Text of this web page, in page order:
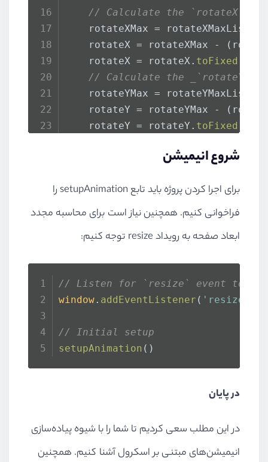
// Calculate the `rotateX`
rotateXMax =
rotateX = rotateXMax -
    rotateX = rotateX.
toFixed
// Calculate the _`rotateY`_
rotateYMax =
rotateY = rotateYMax -
    rotateY = rotateY.
toFixed
(windowWidth > 760) {
      translateX = translateX.
    }
{
      translateX =
    }
if (intersectionRatioValue <
      rotateX = -rotateX
      translateX = index %
    }
else {
      translateX = index %
2 ?
// Set the CSS `transform`,
  })
}
شروع انیمیشن
برای اجرا کردن پروژه باید تابع setupAnimation را
فراخوانی کنیم. همچنین نیاز است برای محاسبه مجدد
ابعاد صفحه به رویداد resize توجه کنیم:
// Listen for `resize` event to
window. addEventListener ( 'resize'
// Initial setup
setupAnimation ()
در پایان
در این مطلب سعی کردیم تا شما را با شیوه پیاده‌سازی
انیمیشن‌های مبتنی بر اسکرول آشنا کنیم. همچنین